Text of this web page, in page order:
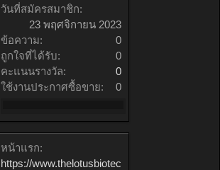
วันที่สมัครสมาชิก:
23 พฤศจิกายน 2023
ข้อความ:
0
ถูกใจที่ได้รับ:
0
คะแนนรางวัล:
0
ใช้งานประกาศซื้อขาย:
0
หน้าแรก:
https://www.thelotusbiotech.com/